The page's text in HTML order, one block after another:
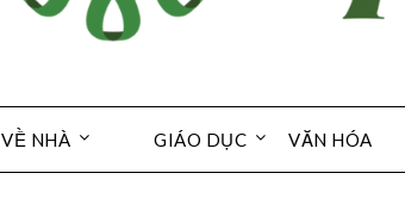
VỀ NHÀ GIÁO DỤC VĂN HÓA